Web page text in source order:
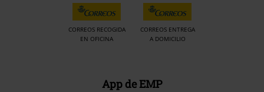
CORREOS RECOGIDA
EN OFICINA
CORREOS ENTREGA
A DOMICILIO
App de EMP